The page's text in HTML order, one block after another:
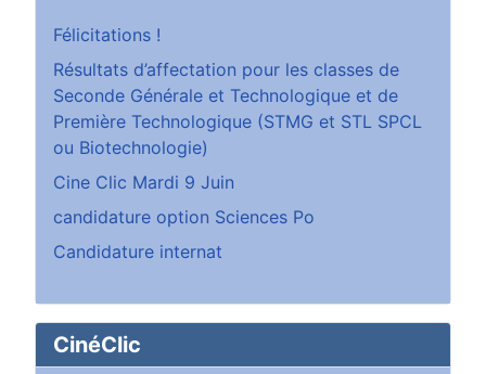
Félicitations !
Résultats d’affectation pour les classes de
Seconde Générale et Technologique et de
Première Technologique (STMG et STL SPCL
ou Biotechnologie)
Cine Clic Mardi 9 Juin
candidature option Sciences Po
Candidature internat
CinéClic